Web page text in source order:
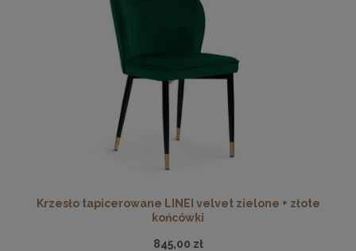
Krzesło tapicerowane LINEI velvet zielone + złote
końcówki
845,00 zł